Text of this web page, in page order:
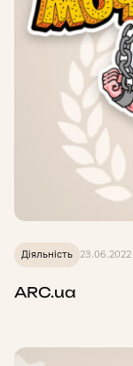
Діяльність 23.06.2022
ARC.ua